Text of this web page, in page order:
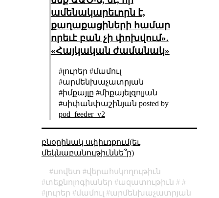
ամենակարեւորն է,
քաղաքացիների համար
որեւէ բան չի փոխվում».
«Հայկական ժամանակ»
#լուրեր #մամուլ
#արմենխաչատրյան
#իմքայլը #միքայելզոլյան
#սիփանփաշինյան posted by
pod_feeder_v2
բնօրինակ սփիւռքում(եւ
մեկնաբանութիւննե՞ր)
սովետ
վերահսկողութիւն
տեքնոլոգիաներ
ազատութիւն
լուրեր
մամուլ
արմենխաչատրյան